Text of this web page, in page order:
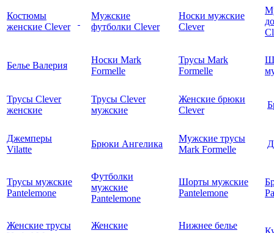
Костюмы
женские Clever
Мужские
футболки Clever
Носки мужские
Clever
Белье Валерия
Носки Mark
Formelle
Трусы Mark
Formelle
Трусы Clever
женские
Трусы Clever
мужские
Женские брюки
Clever
Джемперы
Vilatte
Брюки Ангелика
Мужские трусы
Mark Formelle
Трусы мужские
Pantelemone
Футболки
мужские
Pantelemone
Шорты мужские
Pantelemone
Женские трусы
Женские
Нижнее белье